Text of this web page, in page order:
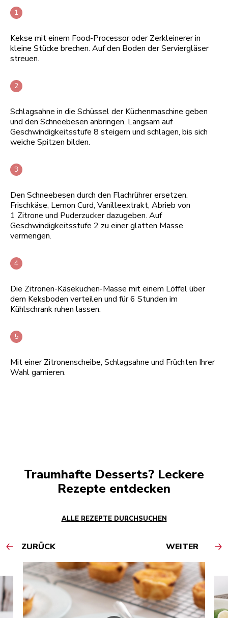
Kekse mit einem Food-Processor oder Zerkleinerer in
kleine Stücke brechen. Auf den Boden der Serviergläser
streuen.
Schlagsahne in die Schüssel der Küchenmaschine geben
und den Schneebesen anbringen. Langsam auf
Geschwindigkeitsstufe 8 steigern und schlagen, bis sich
weiche Spitzen bilden.
Den Schneebesen durch den Flachrührer ersetzen.
Frischkäse, Lemon Curd, Vanilleextrakt, Abrieb von
1 Zitrone und Puderzucker dazugeben. Auf
Geschwindigkeitsstufe 2 zu einer glatten Masse
vermengen.
Die Zitronen-Käsekuchen-Masse mit einem Löffel über
dem Keksboden verteilen und für 6 Stunden im
Kühlschrank ruhen lassen.
Mit einer Zitronenscheibe, Schlagsahne und Früchten Ihrer
Wahl garnieren.
Traumhafte Desserts? Leckere
Rezepte entdecken
ALLE REZEPTE DURCHSUCHEN
ZURÜCK WEITER